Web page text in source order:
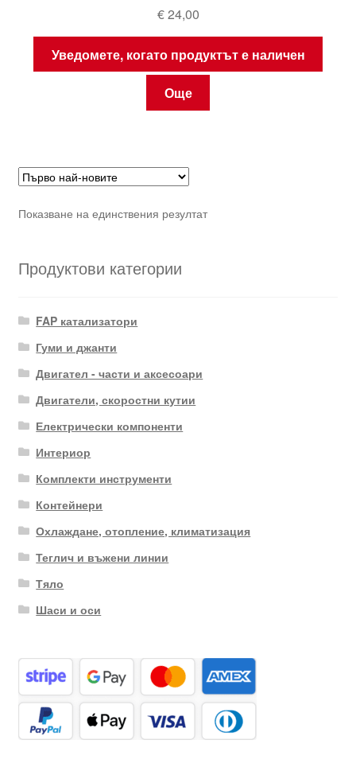
€24,00
Уведомете, когато продуктът е наличен
Още
Показване на единствения резултат
Продуктови категории
FAP катализатори
Гуми и джанти
Двигател - части и аксесоари
Двигатели, скоростни кутии
Електрически компоненти
Интериор
Комплекти инструменти
Контейнери
Охлаждане, отопление, климатизация
Теглич и въжени линии
Тяло
Шаси и оси